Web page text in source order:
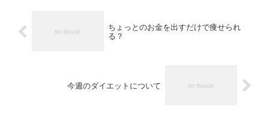
ちょっとのお金を出すだけで痩せられ
る？
今週のダイエットについて